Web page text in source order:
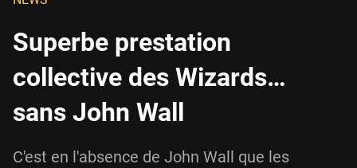
Superbe prestation
collective des Wizards…
sans John Wall
C'est en l'absence de John Wall que les